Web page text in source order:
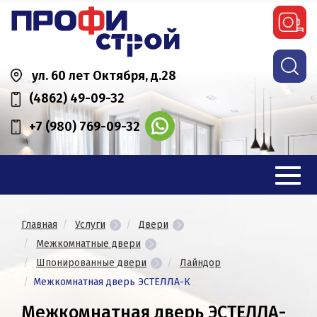
ул. 60 лет Октября, д.28
(4862) 49-09-32
+7 (980) 769-09-32
Главная Услуги
Двери
Межкомнатные двери
Шпонированные двери
Лайндор
Межкомнатная дверь ЭСТЕЛЛА-К